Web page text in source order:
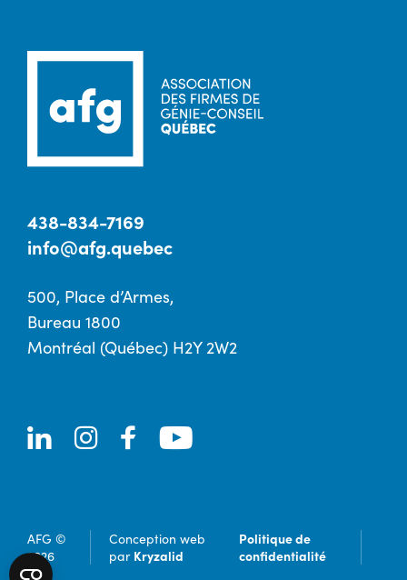
438-834-7169
info@afg.quebec
500, Place d’Armes,
Bureau 1800
Montréal (Québec) H2Y 2W2
AFG ©
2026
Conception web
par Kryzalid
Politique de
confidentialité